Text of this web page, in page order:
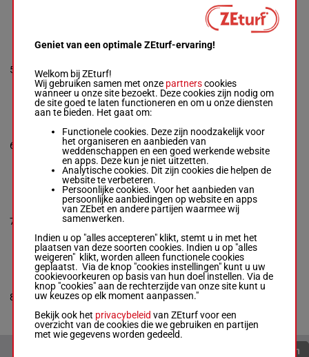
5
WHAT'S THE TALK
Baggitt Jr
Box: 5 -R/6 - 1600m
3a 2a (25) 0a 0a 4a
6
LITTLE TOWN ROAD
Braxten Boyd-Bryson
M/5 - 1600m
0a 0a 4a 0a 4a
M/5 1600m0a 0a 4a
0a 4a
7
WATERFALL
Anthony Napolitano -
Anthony Faulkner
0a (25) 0a 0a 0a 2a
H/5
0a (25) 0a
8
YOU GOT IT
Geo. Napolitano Jr-
Joe Pavia Jr
0a 0a 0a (25) 0a 0a
H/6 1600m0a 0a 0a
(25) 0a 0a
Quoteringen verversen
Geniet van een optimale ZEturf-ervaring!
Welkom bij ZEturf!
Wij gebruiken samen met onze partnerscookies
wanneer u onze site bezoekt. Deze cookies zijn nodig om
de site goed te laten functioneren en om u onze diensten
aan te bieden. Het gaat om:
Functionele cookies. Deze zijn noodzakelijk voor
het organiseren en aanbieden van
weddenschappen en een goed werkende website
en apps. Deze kun je niet uitzetten.
Analytische cookies. Dit zijn cookies die helpen de
website te verbeteren.
Persoonlijke cookies. Voor het aanbieden van
persoonlijke aanbiedingen op website en apps
van ZEbet en andere partijen waarmee wij
samenwerken.
Indien u op "alles accepteren" klikt, stemt u in met het
plaatsen van deze soorten cookies. Indien u op "alles
weigeren" klikt, worden alleen functionele cookies
geplaatst. Via de knop "cookies instellingen" kunt u uw
cookievoorkeuren op basis van hun doel instellen. Via de
knop "cookies" aan de rechterzijde van onze site kunt u
uw keuzes op elk moment aanpassen."
Bekijk ook het privacybeleid van ZEturf voor een
overzicht van de cookies die we gebruiken en partijen
met wie gegevens worden gedeeld.